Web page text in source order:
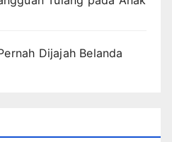
Dijajah Belanda